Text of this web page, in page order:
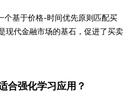
个基于价格-时间优先原则匹配买
现代金融市场的基石，促进了买卖
合强化学习应用？